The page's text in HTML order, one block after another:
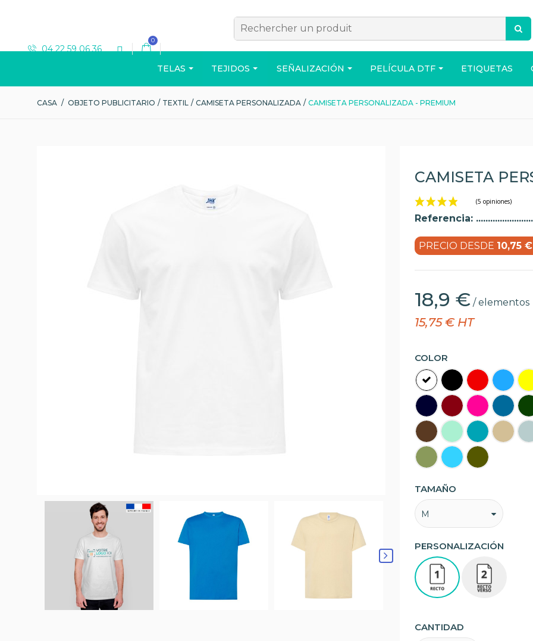
04 22 59 06 36
0
TELAS TEJIDOS
T-SHIRT ACCESORIOS BOLSO
SEÑALIZACIÓN PELÍCULA DTF ETIQUETAS
CASA / OBJETO PUBLICITARIO / TEXTIL / CAMISETA PERSONALIZADA / CAMISETA PERSONALIZADA - PREMIUM
CAMISETA
Referencia:
PRECIO DESDE 10,75
18,9 € / elementos
15,75 € HT
COLOR
TAMAÑO
M
PERSONALIZACIÓN
CANTIDAD